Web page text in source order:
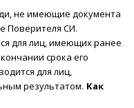
не имеющие документа
Поверителя СИ.
для лиц, имеющих ранее
срока его
для лиц,
результатом. Как